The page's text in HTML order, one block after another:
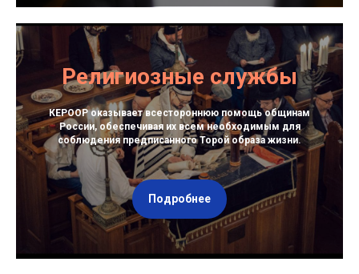
Религиозные службы
КЕРООР оказывает всестороннюю помощь общинам
России, обеспечивая их всем необходимым для
соблюдения предписанного Торой образа жизни.
Подробнее